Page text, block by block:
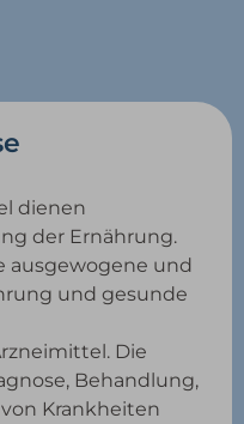
dienen
der Ernährung.
ausgewogene und
und gesunde
Die
Behandlung,
Krankheiten